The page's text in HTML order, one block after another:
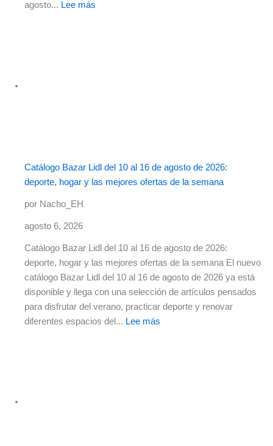
agosto... Lee más
Catálogo Bazar Lidl del 10 al 16 de agosto de 2026:
deporte, hogar y las mejores ofertas de la semana
por Nacho_EH
agosto 6, 2026
Catálogo Bazar Lidl del 10 al 16 de agosto de 2026:
deporte, hogar y las mejores ofertas de la semana El nuevo
catálogo Bazar Lidl del 10 al 16 de agosto de 2026 ya está
disponible y llega con una selección de artículos pensados
para disfrutar del verano, practicar deporte y renovar
diferentes espacios del... Lee más